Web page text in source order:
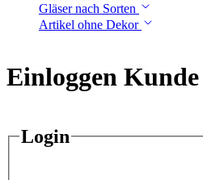
Gläser nach Sorten
Artikel ohne Dekor
Einloggen Kunde
Login